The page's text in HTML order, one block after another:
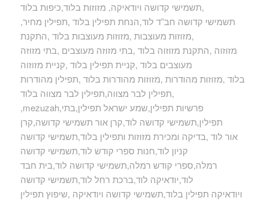
,תשמישי קדושה ויודאיקה, מזוזות בלוד,כיפות בלוד
,תשמישי קדושה חב”ד לוד,הנחת תפילין בלוד ,תפילין מחיר
,מזוזות מעוצבות ,מזוזות מעוצבות בלוד ,התקנת
מזוזוה ,התקנת מזוזוה בלוד ,בתי מזוזה מעוצבים ,בתי מזוזה
מעוצבים בלוד ,קניית תפילין בלוד ,קניית מזוזוה
בלוד ,מזוזות מהודרות ,מזוזות מהודרות בלוד ,תפילין מהודרות
,תפילין לבר מצווה,תפילין לבר מצווה בלוד
,mezuzah,פרשיות תפילין,שמע ישראל תפילין,בתי
תפילין,תשמישי קדושה לוד,קרן אור תשמישי קדושה,קרן
אור לוד ,בדיקה ומכירת מזוזות ותפילין בלוד,תשמישי קדושה
קניון לוד,חנות ספרי קודש לוד,תשמישי קדושה
רמלה,ספרי קודש רמלה,תשמישי קדושה לוד,בית חבד
לוד,יודאיקה לוד,ברכת רחל לוד,תשמישי קדושה
ויודאיקה תפילין בלוד,תשמישי קדושה ויודאיקה ,שיפוץ תפילין